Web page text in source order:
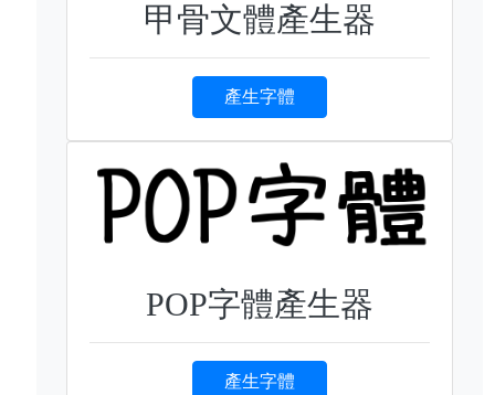
甲骨文體產生器
產生字體
POP字體產生器
產生字體